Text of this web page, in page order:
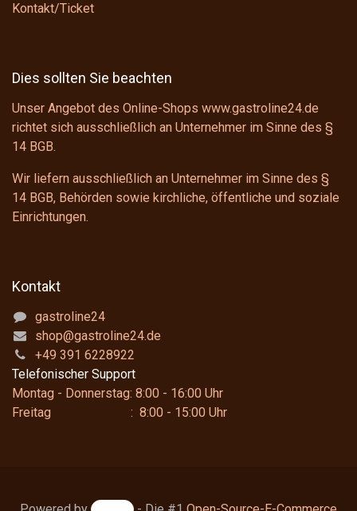
Kontakt/Ticket
Dies sollten Sie beachten
Unser Angebot des Online-Shops www.gastroline24.de
richtet sich ausschließlich an Unternehmer im Sinne des §
14 BGB.
Wir liefern ausschließlich an Unternehmer im Sinne des §
14 BGB, Behörden sowie kirchliche, öffentliche und soziale
Einrichtungen.
Kontakt
gastroline24
shop@gastroline24.de
+49 391 6228922
Telefonischer Support
Montag - Donnerstag: 8:00 - 16:00 Uhr
Freitag : 8:00 - 15:00 Uhr